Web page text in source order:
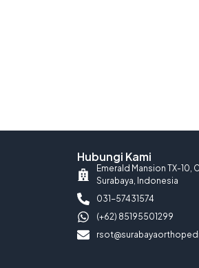
Hubungi Kami
Emerald Mansion TX-10,
Surabaya, Indonesia
031-57431574
(+62) 85195501299